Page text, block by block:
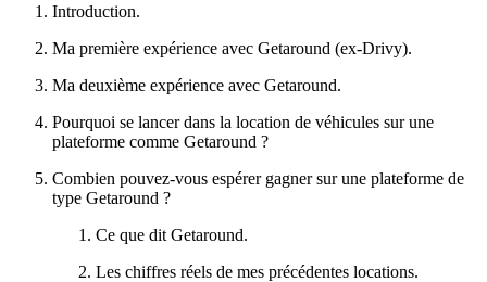
Introduction.
Ma première expérience avec Getaround (ex-Drivy).
Ma deuxième expérience avec Getaround.
Pourquoi se lancer dans la location de véhicules sur une
plateforme comme Getaround ?
Combien pouvez-vous espérer gagner sur une plateforme de
type Getaround ?
Ce que dit Getaround.
Les chiffres réels de mes précédentes locations.